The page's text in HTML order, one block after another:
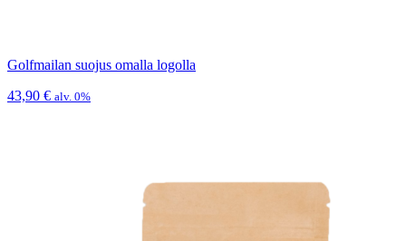
Golfmailan suojus omalla logolla
43,90 € alv. 0%